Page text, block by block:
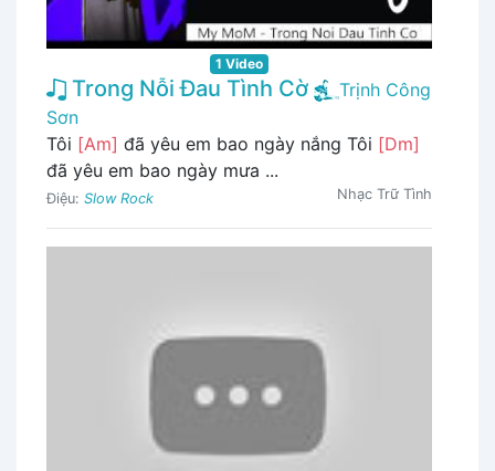
1 Video
Trong Nỗi Đau Tình Cờ
Trịnh Công
Sơn
Tôi [Am] đã yêu em bao ngày nắng Tôi [Dm]
đã yêu em bao ngày mưa ...
Điệu: Slow Rock Nhạc Trữ Tình